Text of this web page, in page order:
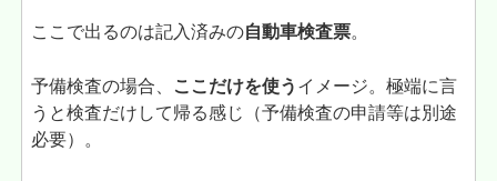
ここで出るのは記入済みの自動車検査票。
予備検査の場合、 ここだけを使う イメージ。極端に言
うと検査だけして帰る感じ（予備検査の申請等は別途
必要）。